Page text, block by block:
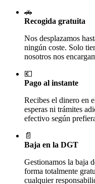
🚗
Recogida gratuita
Nos desplazamos
ningún coste. Solo
nosotros nos
💶
Pago al instante
Recibes el dinero en
esperas ni trámites
efectivo según
📄
Baja en la DGT
Gestionamos la baja
forma totalmente
cualquier